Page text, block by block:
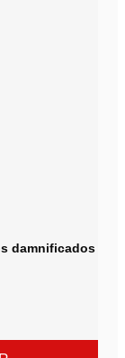
damnificados